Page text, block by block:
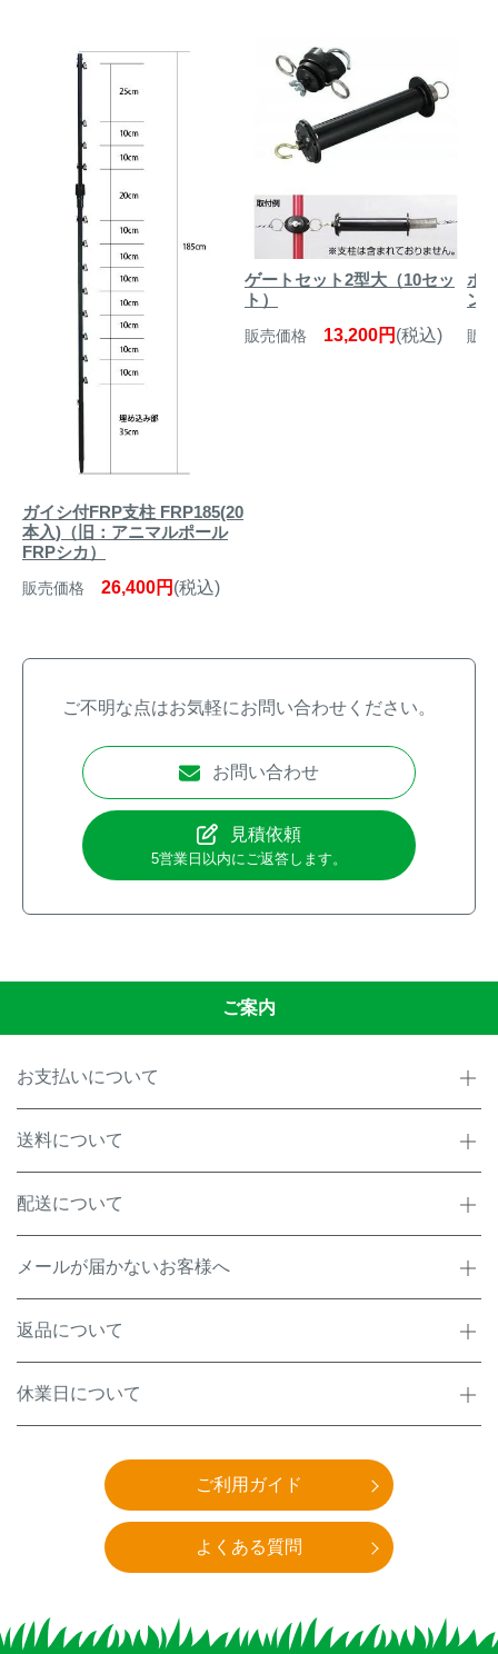
ガイシ付FRP支柱 FRP185(20
本入)（旧：アニマルポール
FRPシカ）
販売価格 26,400円 (税込)
ゲートセット2型大（10セッ
ト）
販売価格 13,200円 (税込)
ポ
ン
販
ご不明な点はお気軽にお問い合わせください。
お問い合わせ
見積依頼
5営業日以内にご返答します。
ご案内
お支払いについて
送料について
配送について
メールが届かないお客様へ
返品について
休業日について
ご利用ガイド
よくある質問